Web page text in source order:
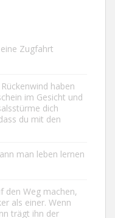
Zugfahrt
haben
im Gesicht und
dich
du mit den
man leben lernen
den Weg machen,
als einer. Wenn
trägt ihn der